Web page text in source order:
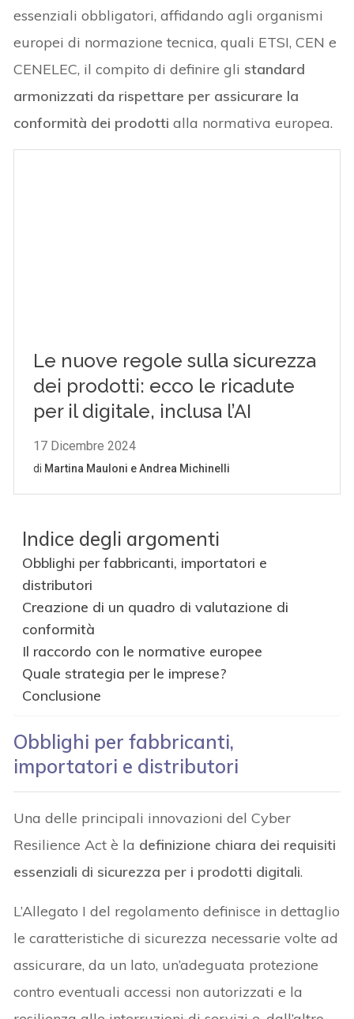
essenziali obbligatori, affidando agli organismi
europei di normazione tecnica, quali ETSI, CEN e
CENELEC, il compito di definire gli standard
armonizzati da rispettare per assicurare la
conformità dei prodotti alla normativa europea.
Indice degli argomenti
Obblighi per fabbricanti, importatori e
distributori
Creazione di un quadro di valutazione di
conformità
Il raccordo con le normative europee
Quale strategia per le imprese?
Conclusione
Obblighi per fabbricanti,
importatori e distributori
Una delle principali innovazioni del Cyber
Resilience Act è la definizione chiara dei requisiti
essenziali di sicurezza per i prodotti digitali.
L’Allegato I del regolamento definisce in dettaglio
le caratteristiche di sicurezza necessarie volte ad
assicurare, da un lato, un’adeguata protezione
contro eventuali accessi non autorizzati e la